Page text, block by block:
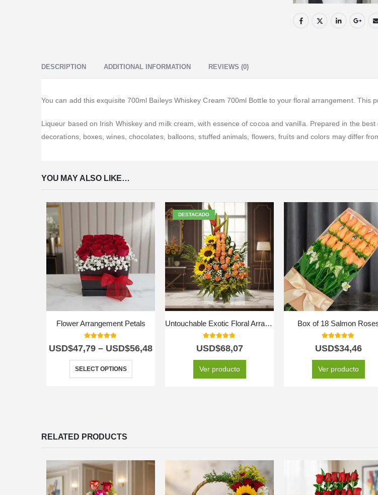
DESCRIPTION ADDITIONAL INFORMATION REVIEWS (0)
You can add this exquisite 700ml Baileys Whiskey Cream 700ml Bottle to your floral arrangement. This
Liqueur based on Irish Whiskey and milk cream, with essence of cocoa and vanilla. Prepared in the
decorations, boxes, wines, chocolates, balloons, stuffed animals, flowers, fruits and colors may differ
YOU MAY ALSO LIKE…
Flower Arrangement Petals
USD$47,79 – USD$56,48
SELECT OPTIONS
DESTACADO
Untouchable Exotic Floral Arrangement
out of 5
USD$68,07
Ver producto
Box of 18 Salmon
out of 5
USD$34,46
Ver producto
RELATED PRODUCTS